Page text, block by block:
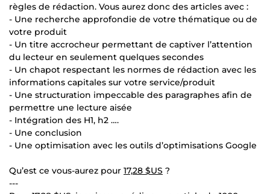
règles de rédaction. Vous aurez donc des articles avec :
- Une recherche approfondie de votre thématique ou de
votre produit
- Un titre accrocheur permettant de captiver l’attention
du lecteur en seulement quelques secondes
- Un chapot respectant les normes de rédaction avec les
informations capitales sur votre service/produit
- Une structuration impeccable des paragraphes afin de
permettre une lecture aisée
- Intégration des H1, h2 ….
- Une conclusion
- Une optimisation avec les outils d’optimisations Google
Qu’est ce vous-aurez pour 17,28 $US ?
---